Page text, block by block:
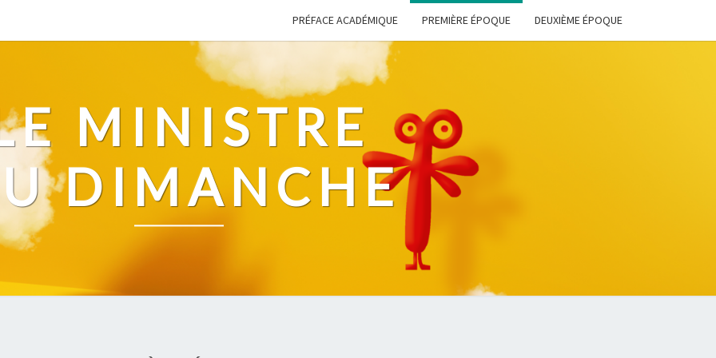
PRÉFACE ACADÉMIQUE PREMIÈRE ÉPOQUE DEUXIÈME ÉPOQUE
MINISTRE
DIMANCHE